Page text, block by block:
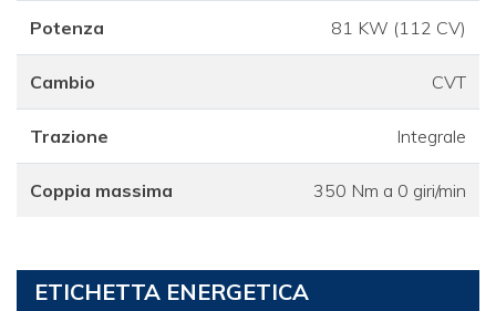
Potenza 81 KW (112 CV)
Cambio CVT
Trazione Integrale
Coppia massima 350 Nm a 0 giri/min
ETICHETTA ENERGETICA